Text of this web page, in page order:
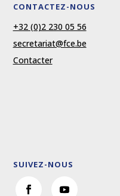
CONTACTEZ-NOUS
+32 (0)2 230 05 56
secretariat@fce.be
Contacter
SUIVEZ-NOUS